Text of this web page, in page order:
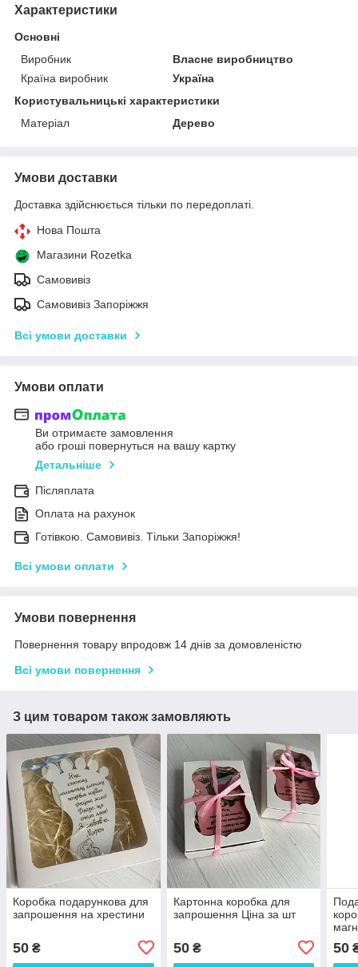
Характеристики
Основні
Виробник
Власне виробництво
Країна виробник
Україна
Користувальницькі характеристики
Матеріал
Дерево
Умови доставки
Доставка здійснюється тільки по передоплаті.
Нова Пошта
Магазини Rozetka
Самовивіз
Самовивіз Запоріжжя
Всі умови доставки
Умови оплати
Ви отримаєте замовлення
або гроші повернуться на вашу картку
Детальніше
Післяплата
Оплата на рахунок
Готівкою. Самовивіз. Тільки Запоріжжя!
Всі умови оплати
Умови повернення
Повернення товару впродовж 14 днів за домовленістю
Всі умови повернення
З цим товаром також замовляють
Коробка подарункова для
запрошення на хрестини
50 ₴
Картонна коробка для
запрошення Ціна за шт
50₴ 50